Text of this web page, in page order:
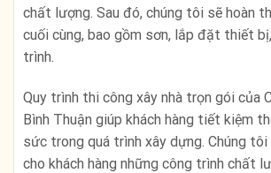
chất lượng. Sau đó, chúng tôi sẽ hoàn
cuối cùng, bao gồm sơn, lắp đặt thiết
trình.
Quy trình thi công xây nhà trọn gói của
Bình Thuận giúp khách hàng tiết kiệm
sức trong quá trình xây dựng. Chúng
cho khách hàng những công trình chất